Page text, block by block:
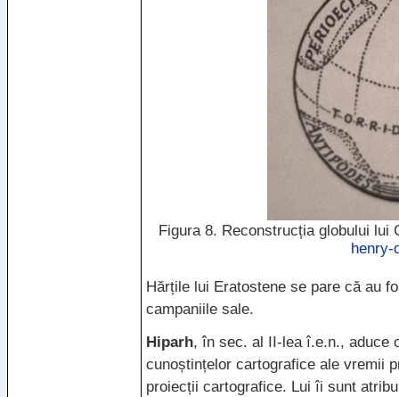
Figura 8. Reconstrucția globului
henry-
Hărțile lui Eratostene se pare că au
campaniile sale.
Hiparh, în sec. al II-lea î.e.n., aduce
cunoștințelor cartografice ale vremii
proiecții cartografice. Lui îi sunt